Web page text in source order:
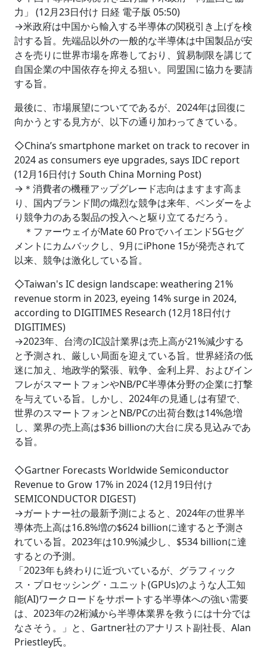
力」 (12月23日付け 日経 電子版 05:50)
→米政府は中国から輸入する半導体の関税引き上げを検
討する旨。先端品以外の一般的な半導体は中国製品が安
さを売りに世界市場を席巻しており、貿易制限を講じて
自国企業の中国依存を抑える狙い。同盟国に協力を要請
する旨。
最後に、市場展望についてであるが、2024年は回復に
向かうとする見方が、以下の通り加わってきている。
◇China’s smartphone market on track to recover in
2024 as consumers eye upgrades, says IDC report
(12月16日付け South China Morning Post)
→＊消費者の機種アップグレード志向はますます高ま
り、国内ブランド間の熾烈な競争は来年、ベンダーをよ
り競争力のある製品の投入へと駆り立てるだろう。
＊ファーウェイがMate 60 Proでハイエンド5Gセグ
メントにカムバックし、9月にiPhone 15が発売されて
以来、競争は激化している旨。
◇Taiwan's IC design landscape: weathering 21%
revenue storm in 2023, eyeing 14% surge in 2024,
according to DIGITIMES Research (12月18日付け
DIGITIMES)
→2023年、台湾のIC設計業界は売上高が21%減少する
と予測され、厳しい局面を迎えている旨。世界経済の低
迷に加え、地政学的緊張、戦争、金利上昇、およびイン
フレがスマートフォンやNB/PC半導体分野の企業に打撃
を与えている旨。しかし、2024年の見通しは有望で、
世界のスマートフォンとNB/PCの出荷台数は14%急増
し、業界の売上高は$36 billionの大台に戻る見込みであ
る旨。
◇Gartner Forecasts Worldwide Semiconductor
Revenue to Grow 17% in 2024 (12月19日付け
SEMICONDUCTOR DIGEST)
→ガートナー社の最新予測によると、2024年の世界半
導体売上高は16.8%増の$624 billionに達すると予測さ
れている旨。2023年は10.9%減少し、$534 billionに達
するとの予測。
「2023年も終わりに近づいているが、グラフィック
ス・プロセッシング・ユニット(GPUs)のような人工知
能(AI)ワークロードをサポートする半導体への強い需要
は、2023年の2桁減から半導体業界を救うには十分では
なさそう。」と、Gartner社のアナリスト副社長、Alan
Priestley氏。